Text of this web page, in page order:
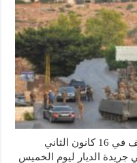
المحاكمات في «مجزرة خلدة» تستأنف في 16 كانون الثاني
الديار ليوم الخميس